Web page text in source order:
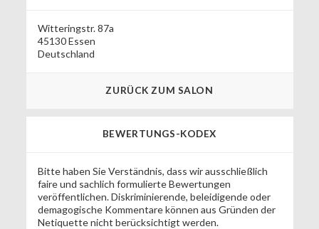
Witteringstr. 87a
45130 Essen
Deutschland
ZURÜCK ZUM SALON
BEWERTUNGS-KODEX
Bitte haben Sie Verständnis, dass wir ausschließlich
faire und sachlich formulierte Bewertungen
veröffentlichen. Diskriminierende, beleidigende oder
demagogische Kommentare können aus Gründen der
Netiquette nicht berücksichtigt werden.